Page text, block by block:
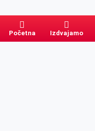
Početna Izdvajamo